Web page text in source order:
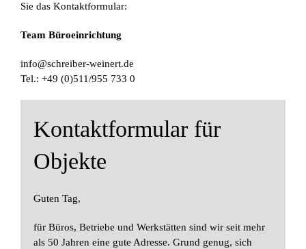
Sie das Kontaktformular:
Team Büroeinrichtung
info@schreiber-weinert.de
Tel.: +49 (0)511/955 733 0
Kontaktformular für
Objekte
Guten Tag,
für Büros, Betriebe und Werkstätten sind wir seit mehr
als 50 Jahren eine gute Adresse. Grund genug, sich